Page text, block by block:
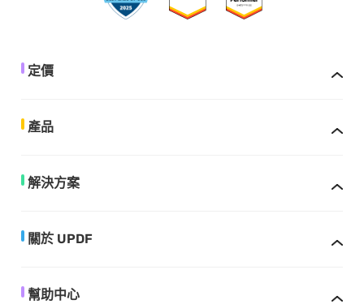
定價
產品
解決方案
關於 UPDF
幫助中心